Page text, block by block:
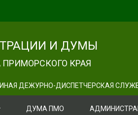
И ДУМЫ
КРАЯ
ДЕЖУРНО-ДИСПЕТЧЕРСКАЯ
ДУМА ПМО